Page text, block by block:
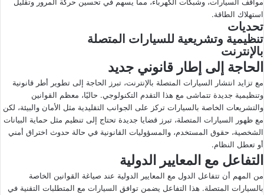
استهلاك الطاقة.
تحديات
تنظيمية وتشريعية للسيارات المتصلة
بالإنترنت
الحاجة إلى إطار قانوني جديد
مع تزايد انتشار السيارات المتصلة بالإنترنت، تبرز الحاجة إلى تطوير أطر قانونية
وتنظيمية جديدة تتماشى مع هذا التقدم التكنولوجي. حاليًا، معظم القوانين
والتشريعات الخاصة بالسيارات تركز على الجوانب التقليدية مثل الأمان والبيئة، لكن
مع ظهور السيارات المتصلة، تبرز قضايا جديدة تحتاج إلى تنظيم مثل حماية البيانات
الشخصية، حقوق المستخدم، والمسؤوليات القانونية في حالة حدوث اختراق أمني
أو تعطل النظام.
التفاعل مع المعايير الدولية
من المهم أن تتفاعل الدول مع المعايير الدولية عند صياغة القوانين الخاصة
بالسيارات المتصلة. هذا التفاعل يضمن توافق السيارات مع المتطلبات التقنية في